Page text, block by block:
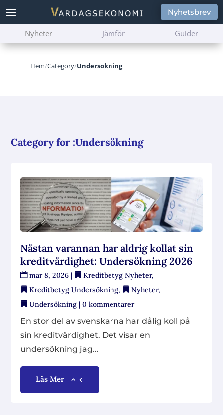
Nyhetsbrev
Nyheter Jämför Guider
Hem/Category/Undersokning
Category for :Undersökning
Nästan varannan har aldrig kollat sin
kreditvärdighet: Undersökning 2026
mar 8, 2026 | Kreditbetyg Nyheter,
Kreditbetyg Undersökning, Nyheter,
Undersökning | 0 kommentarer
En stor del av svenskarna har dålig koll på
sin kreditvärdighet. Det visar en
undersökning jag...
Läs Mer